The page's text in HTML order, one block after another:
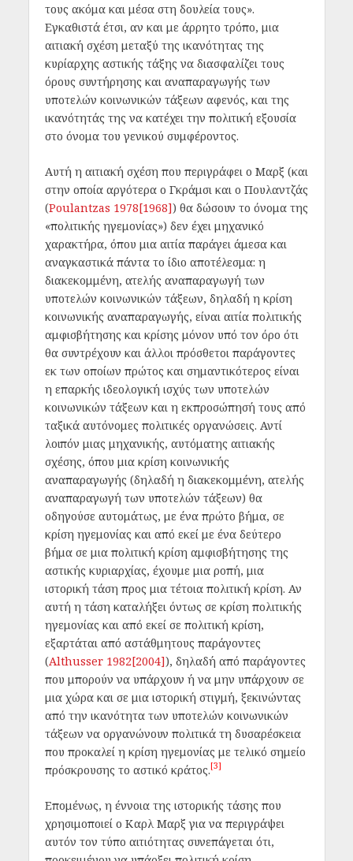
τους ακόμα και μέσα στη δουλεία τους».
Εγκαθιστά έτσι, αν και με άρρητο τρόπο, μια
αιτιακή σχέση μεταξύ της ικανότητας της
κυρίαρχης αστικής τάξης να διασφαλίζει τους
όρους συντήρησης και αναπαραγωγής των
υποτελών κοινωνικών τάξεων αφενός, και της
ικανότητάς της να κατέχει την πολιτική εξουσία
στο όνομα του γενικού συμφέροντος.
Αυτή η αιτιακή σχέση που περιγράφει ο Μαρξ (και
στην οποία αργότερα ο Γκράμσι και ο Πουλαντζάς
(Poulantzas 1978[1968]) θα δώσουν το όνομα της
«πολιτικής ηγεμονίας») δεν έχει μηχανικό
χαρακτήρα, όπου μια αιτία παράγει άμεσα και
αναγκαστικά πάντα το ίδιο αποτέλεσμα: η
διακεκομμένη, ατελής αναπαραγωγή των
υποτελών κοινωνικών τάξεων, δηλαδή η κρίση
κοινωνικής αναπαραγωγής, είναι αιτία πολιτικής
αμφισβήτησης και κρίσης μόνον υπό τον όρο ότι
θα συντρέχουν και άλλοι πρόσθετοι παράγοντες
εκ των οποίων πρώτος και σημαντικότερος είναι
η επαρκής ιδεολογική ισχύς των υποτελών
κοινωνικών τάξεων και η εκπροσώπησή τους από
ταξικά αυτόνομες πολιτικές οργανώσεις. Αντί
λοιπόν μιας μηχανικής, αυτόματης αιτιακής
σχέσης, όπου μια κρίση κοινωνικής
αναπαραγωγής (δηλαδή η διακεκομμένη, ατελής
αναπαραγωγή των υποτελών τάξεων) θα
οδηγούσε αυτομάτως, με ένα πρώτο βήμα, σε
κρίση ηγεμονίας και από εκεί με ένα δεύτερο
βήμα σε μια πολιτική κρίση αμφισβήτησης της
αστικής κυριαρχίας, έχουμε μια ροπή, μια
ιστορική τάση προς μια τέτοια πολιτική κρίση. Αν
αυτή η τάση καταλήξει όντως σε κρίση πολιτικής
ηγεμονίας και από εκεί σε πολιτική κρίση,
εξαρτάται από αστάθμητους παράγοντες
(Althusser 1982[2004]), δηλαδή από παράγοντες
που μπορούν να υπάρχουν ή να μην υπάρχουν σε
μια χώρα και σε μια ιστορική στιγμή, ξεκινώντας
από την ικανότητα των υποτελών κοινωνικών
τάξεων να οργανώνουν πολιτικά τη δυσαρέσκεια
που προκαλεί η κρίση ηγεμονίας με τελικό σημείο
πρόσκρουσης το αστικό κράτος.[3]
Επομένως, η έννοια της ιστορικής τάσης που
χρησιμοποιεί ο Καρλ Μαρξ για να περιγράψει
αυτόν τον τύπο αιτιότητας συνεπάγεται ότι,